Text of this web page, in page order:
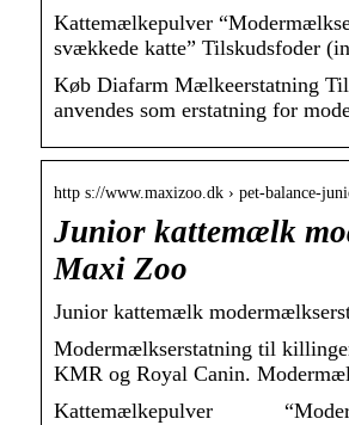
Kattemælkepulver
svækkede katte” Tilskudsfoder
Køb Diafarm Mælkeerstatning
anvendes som erstatning for
http s://www.maxizoo.dk › pet-balance-
Junior kattemælk
Maxi Zoo
Junior kattemælk
Modermælkserstatning til
KMR og Royal Canin.
Kattemælkepulver